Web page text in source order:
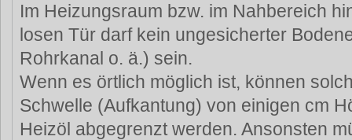
Im Heizungsraum bzw. im Nahbereich
losen Tür darf kein ungesicherter
Rohrkanal o. ä.) sein.
Wenn es örtlich möglich ist, können
Schwelle (Aufkantung) von einigen cm
Heizöl abgegrenzt werden. Ansonsten